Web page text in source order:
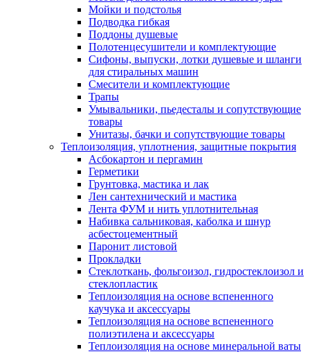
Мойки и подстолья
Подводка гибкая
Поддоны душевые
Полотенцесушители и комплектующие
Сифоны, выпуски, лотки душевые и шланги
для стиральных машин
Смесители и комплектующие
Трапы
Умывальники, пьедесталы и сопутствующие
товары
Унитазы, бачки и сопутствующие товары
Теплоизоляция, уплотнения, защитные покрытия
Асбокартон и пергамин
Герметики
Грунтовка, мастика и лак
Лен сантехнический и мастика
Лента ФУМ и нить уплотнительная
Набивка сальниковая, каболка и шнур
асбестоцементный
Паронит листовой
Прокладки
Стеклоткань, фольгоизол, гидростеклоизол и
стеклопластик
Теплоизоляция на основе вспененного
каучука и аксессуары
Теплоизоляция на основе вспененного
полиэтилена и аксессуары
Теплоизоляция на основе минеральной ваты